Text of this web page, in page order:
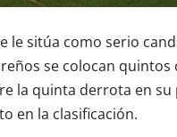
le sitúa como serio
se colocan
la quinta derrota en
en la clasificación.